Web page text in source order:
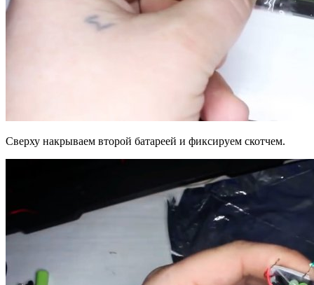
Сверху накрываем второй батареей и фиксируем скотчем.